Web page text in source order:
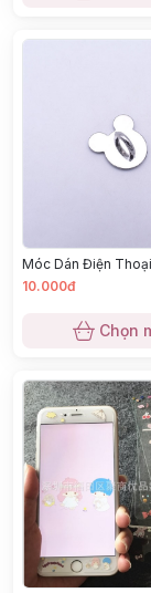
Móc Dán Điện
10.000đ
Chọn